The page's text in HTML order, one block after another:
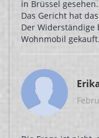
in Brüssel
Das Gericht hat
Der Widerständige
Wohnmobil